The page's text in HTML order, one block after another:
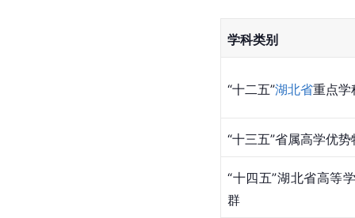
学科类别
“十二五”湖北省重点学
“十三五”省属高学优
“十四五”湖北省高等
群